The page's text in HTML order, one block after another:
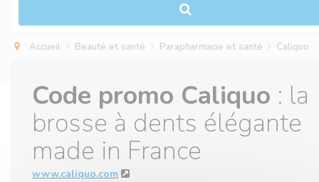
Accueil Beauté et santé Parapharmacie et santé Caliquo
Code promo Caliquo : la
brosse à dents élégante
made in France
www.caliquo.com